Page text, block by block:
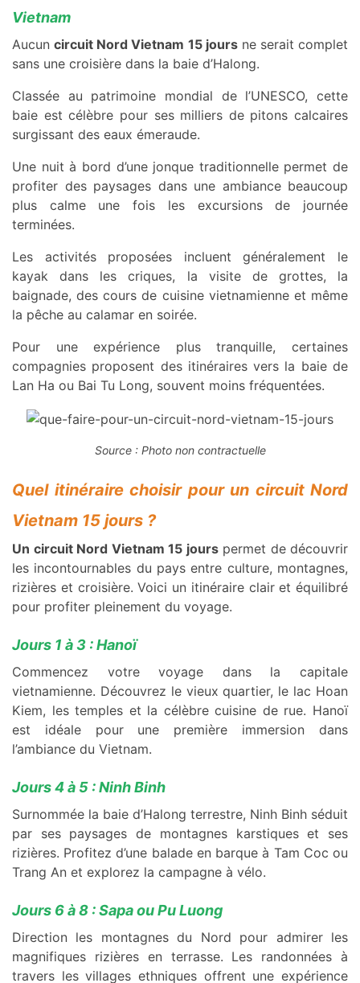
Vietnam
Aucuncircuit Nord Vietnam 15 joursne serait complet
sans une croisière dans la baie d’Halong.
Classée au patrimoine mondial de l’UNESCO, cette
baie est célèbre pour ses milliers de pitons calcaires
surgissant des eaux émeraude.
Une nuit à bord d’une jonque traditionnelle permet de
profiter des paysages dans une ambiance beaucoup
plus calme une fois les excursions de journée
terminées.
Les activités proposées incluent généralement le
kayak dans les criques, la visite de grottes, la
baignade, des cours de cuisine vietnamienne et même
la pêche au calamar en soirée.
Pour une expérience plus tranquille, certaines
compagnies proposent des itinéraires vers la baie de
Lan Ha ou Bai Tu Long, souvent moins fréquentées.
Source : Photo non contractuelle
Quel itinéraire choisir pour un circuit Nord
Vietnam 15 jours ?
Un circuit Nord Vietnam 15 jourspermet de découvrir
les incontournables du pays entre culture, montagnes,
rizières et croisière. Voici un itinéraire clair et équilibré
pour profiter pleinement du voyage.
Jours 1 à 3 : Hanoï
Commencez votre voyage dans la capitale
vietnamienne. Découvrez le vieux quartier, le lac Hoan
Kiem, les temples et la célèbre cuisine de rue. Hanoï
est idéale pour une première immersion dans
l’ambiance du Vietnam.
Jours 4 à 5 : Ninh Binh
Surnommée la baie d’Halong terrestre, Ninh Binh séduit
par ses paysages de montagnes karstiques et ses
rizières. Profitez d’une balade en barque à Tam Coc ou
Trang An et explorez la campagne à vélo.
Jours 6 à 8 : Sapa ou Pu Luong
Direction les montagnes du Nord pour admirer les
magnifiques rizières en terrasse. Les randonnées à
travers les villages ethniques offrent une expérience